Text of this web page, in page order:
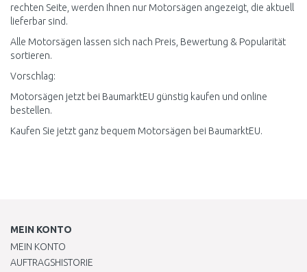
rechten Seite, werden Ihnen nur Motorsägen angezeigt, die aktuell
lieferbar sind.
Alle Motorsägen lassen sich nach Preis, Bewertung & Popularität
sortieren.
Vorschlag:
Motorsägen jetzt bei BaumarktEU günstig kaufen und online
bestellen.
Kaufen Sie jetzt ganz bequem Motorsägen bei BaumarktEU.
MEIN KONTO
MEIN KONTO
AUFTRAGSHISTORIE